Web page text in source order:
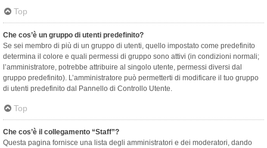
Top
Che cos’è un gruppo di utenti predefinito?
Se sei membro di più di un gruppo di utenti, quello impostato come predefinito
determina il colore e quali permessi di gruppo sono attivi (in condizioni normali;
l’amministratore, potrebbe attribuire al singolo utente, permessi diversi dal
gruppo predefinito). L’amministratore può permetterti di modificare il tuo gruppo
di utenti predefinito dal Pannello di Controllo Utente.
Top
Che cos’è il collegamento “Staff”?
Questa pagina fornisce una lista degli amministratori e dei moderatori, dando